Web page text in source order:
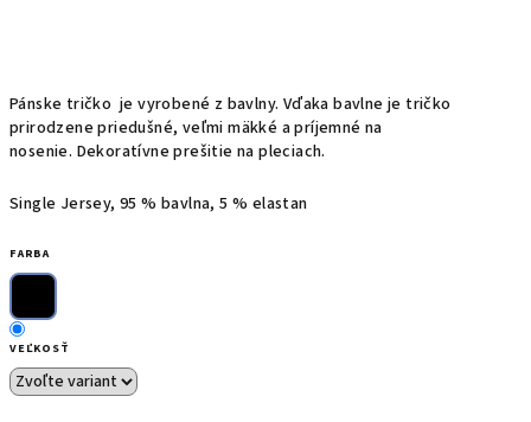
Pánske tričko je vyrobené z bavlny. Vďaka bavlne je tričko
prirodzene priedušné, veľmi mäkké a príjemné na
nosenie. Dekoratívne prešitie na pleciach.
Single Jersey, 95 % bavlna, 5 % elastan
FARBA
VEĽKOSŤ